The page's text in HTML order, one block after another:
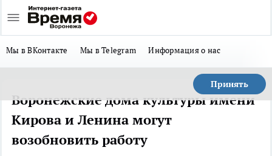
Мы в ВКонтакте Мы в Telegram Информация о нас
Принять
Воронежские дома культуры имени
Кирова и Ленина могут
возобновить работу